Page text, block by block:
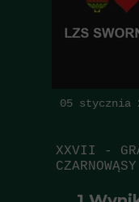
05 stycznia
XXVII -